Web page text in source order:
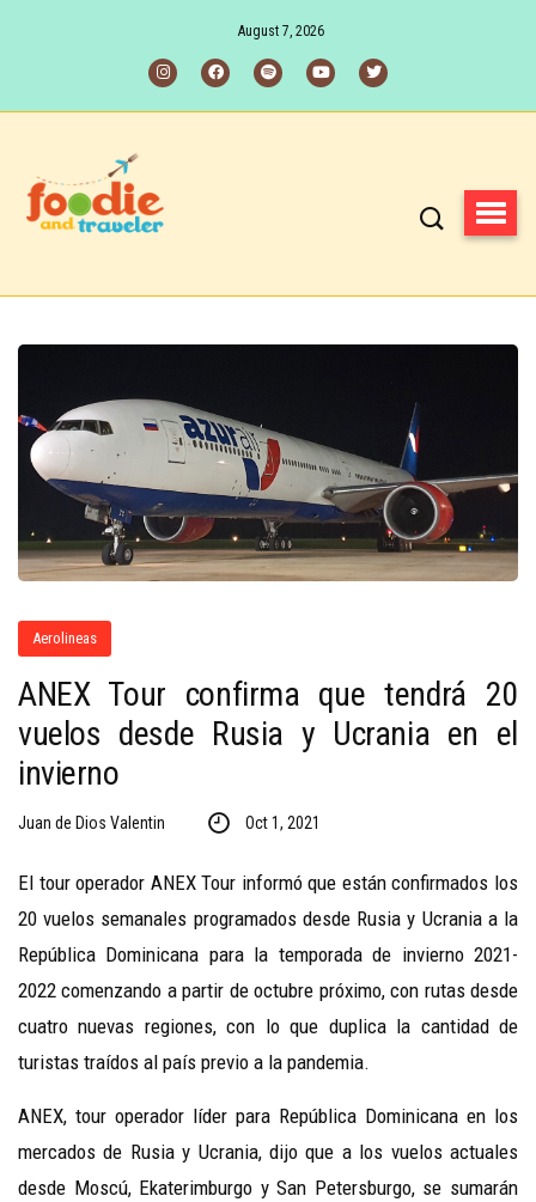
August 7, 2026
Aerolineas
ANEX Tour confirma que tendrá 20
vuelos desde Rusia y Ucrania en el
invierno
Juan de Dios Valentin Oct 1, 2021
El tour operador ANEX Tour informó que están confirmados los
20 vuelos semanales programados desde Rusia y Ucrania a la
República Dominicana para la temporada de invierno 2021-
2022 comenzando a partir de octubre próximo, con rutas desde
cuatro nuevas regiones, con lo que duplica la cantidad de
turistas traídos al país previo a la pandemia.
ANEX, tour operador líder para República Dominicana en los
mercados de Rusia y Ucrania, dijo que a los vuelos actuales
desde Moscú, Ekaterimburgo y San Petersburgo, se sumarán